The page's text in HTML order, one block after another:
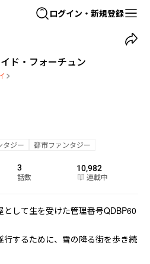
ログイン・新規登録
ド・フォーチュン
タジー 都市ファンタジー
3
話数
10,982
連載中
として生を受けた管理番号QDBP60
するために、雪の降る街を歩き続